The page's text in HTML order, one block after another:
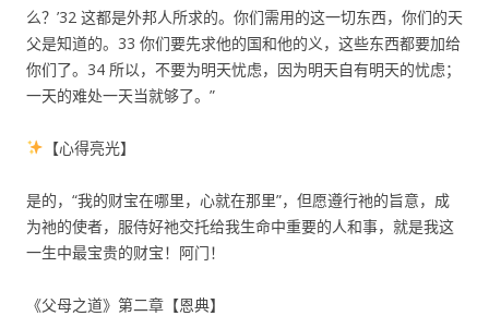
么？’32 这都是外邦人所求的。你们需用的这一切东西，你们的天
父是知道的。33 你们要先求他的国和他的义，这些东西都要加给
你们了。34 所以，不要为明天忧虑，因为明天自有明天的忧虑；
一天的难处一天当就够了。”
【心得亮光】
是的，“我的财宝在哪里，心就在那里”，但愿遵行祂的旨意，成
为祂的使者，服侍好祂交托给我生命中重要的人和事，就是我这
一生中最宝贵的财宝！阿门！
《父母之道》第二章【恩典】